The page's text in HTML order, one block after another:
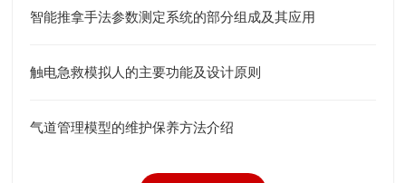
智能推拿手法参数测定系统的部分组成及其应用
触电急救模拟人的主要功能及设计原则
气道管理模型的维护保养方法介绍